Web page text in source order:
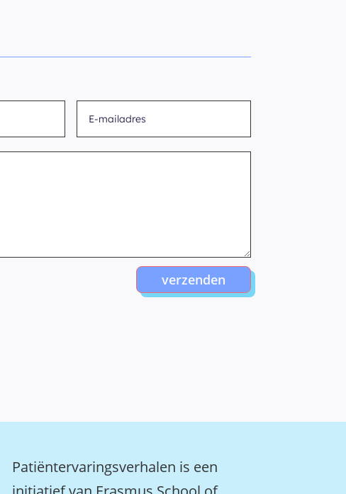
verzenden
Patiëntervaringsverhalen is een